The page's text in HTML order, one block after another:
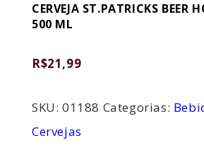
CERVEJA ST.PATRICKS BEER
500 ML
R$21,99
SKU: 01188 Categorias:
Cervejas